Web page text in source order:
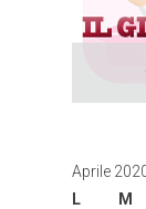
Aprile
L
M